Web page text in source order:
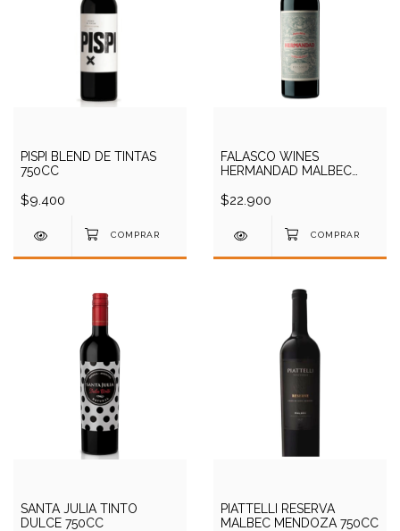
PISPI BLEND DE TINTAS
750CC
$9.400
FALASCO WINES
HERMANDAD MALBEC
$22.900
SANTA JULIA TINTO
DULCE 750CC
PIATTELLI RESERVA
MALBEC MENDOZA 750CC